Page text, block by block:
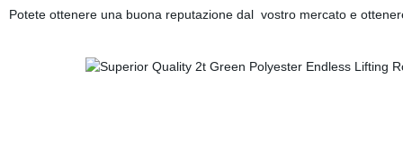
Potete ottenere una buona reputazione dal vostro mercato e